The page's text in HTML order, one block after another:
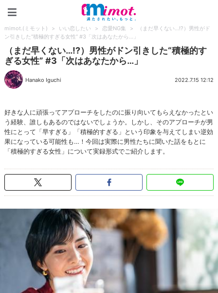
mimot.(ミモット) > いい恋したい > 恋愛NG集 >
（まだ早くない…!?）男性がド
ン引きした“積極的すぎる女性” #3「次はあなたから…」
（まだ早くない…!?）男性がドン引きした“積極的す
ぎる女性” #3「次はあなたから…」
Hanako Iguchi 2022.7.15 12:12
好きな人に頑張ってアプローチをしたのに振り向いてもらえなかったとい
う経験、誰しもあるのではないでしょうか。しかし、そのアプローチが男
性にとって「早すぎる」「積極的すぎる」という印象を与えてしまい逆効
果になっている可能性も…！今回は実際に男性たちに聞いた話をもとに
「積極的すぎる女性」について実録形式でご紹介します。